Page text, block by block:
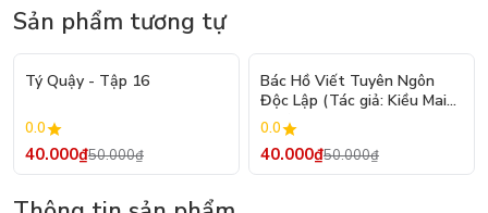
Sản phẩm tương tự
Tý Quậy - Tập 16
0.0
40.000₫50.000₫
- 20%
Bác Hồ Viết Tuyên Ngôn
Độc Lập (Tác giả: Kiều Mai
Sơn)
0.0
40.000₫50.000₫